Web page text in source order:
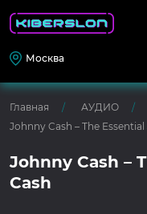
Москва
Главная АУДИО
Johnny Cash – The
Johnny Cash –
Cash